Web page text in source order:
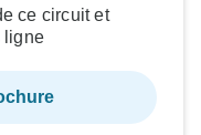
ce circuit et
ligne